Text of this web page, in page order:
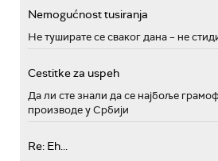
Nemogućnost tusiranja
Не туширате се сваког дана – не
Cestitke za uspeh
Да ли сте знали да се најбоље
производе у Србији
Re: Eh...